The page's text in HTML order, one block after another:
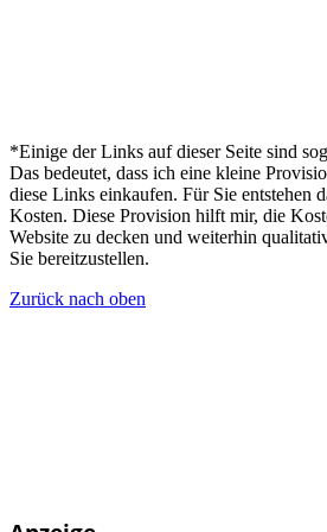
*Einige der Links auf dieser Seite sind
Das bedeutet, dass ich eine kleine
diese Links einkaufen. Für Sie entstehen
Kosten. Diese Provision hilft mir, die
Website zu decken und weiterhin
Sie bereitzustellen.
Zurück nach oben